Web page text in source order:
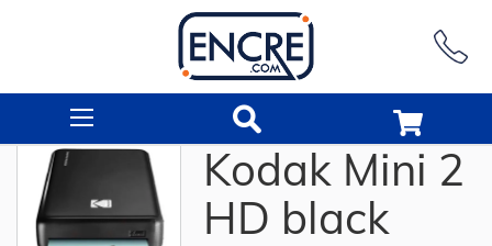
Kodak Mini 2
HD black